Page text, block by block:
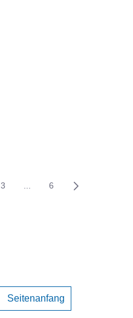
Page
3 Intermediate Pages
Page
6
Seitenanfang